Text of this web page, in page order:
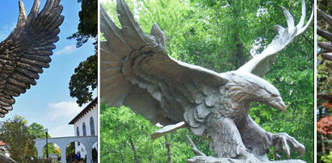
года собаки – купить…
хороший подарок любителям миниатюрных стилизованных
в качестве подарка на грядущий новый год.Купить в 1
монет, марок, значков…
собака. 2 000 руб. Скупка антиквариата, продажа